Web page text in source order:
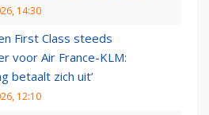
14:30
First Class steeds
voor Air France-KLM:
betaalt zich uit’
12:10